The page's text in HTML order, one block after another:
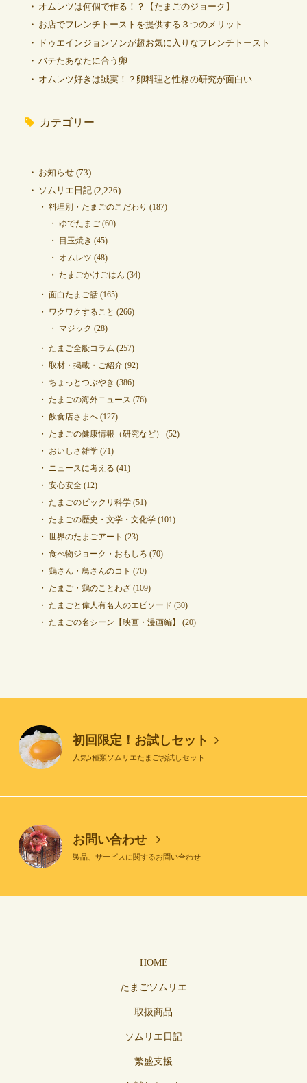
オムレツは何個で作る！？【たまごのジョーク】
お店でフレンチトーストを提供する３つのメリット
ドゥエインジョンソンが超お気に入りなフレンチトースト
バテたあなたに合う卵
オムレツ好きは誠実！？卵料理と性格の研究が面白い
カテゴリー
お知らせ(73)
ソムリエ日記(2,226)
料理別・たまごのこだわり (187)
ゆでたまご(60)
目玉焼き (45)
オムレツ (48)
たまごかけごはん (34)
面白たまご話(165)
ワクワクすること (266)
マジック (28)
たまご全般コラム (257)
取材・掲載・ご紹介(92)
ちょっとつぶやき (386)
たまごの海外ニュース (76)
飲食店さまへ(127)
たまごの健康情報（研究など）
(52)
おいしさ雑学(71)
ニュースに考える (41)
安心安全(12)
たまごのビックリ科学(51)
たまごの歴史・文学・文化学(101)
世界のたまごアート (23)
食べ物ジョーク・おもしろ (70)
鶏さん・鳥さんのコト (70)
たまご・鶏のことわざ(109)
たまごと偉人有名人のエピソード (30)
たまごの名シーン【映画・漫画編】
(20)
初回限定！お試しセット
人気5種類ソムリエたまごお試しセット
お問い合わせ
製品、サービスに関するお問い合わせ
HOME
たまごソムリエ
取扱商品
ソムリエ日記
繁盛支援